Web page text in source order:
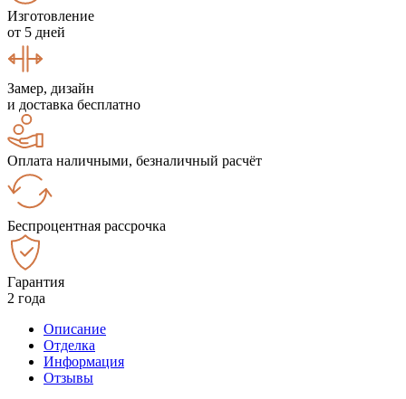
Изготовление
от 5 дней
Замер, дизайн
и доставка бесплатно
Оплата наличными, безналичный расчёт
Беспроцентная рассрочка
Гарантия
2 года
Описание
Отделка
Информация
Отзывы